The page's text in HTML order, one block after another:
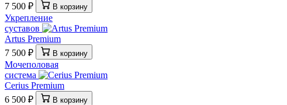
7 500 ₽
В корзину
Укрепление
суставов
Artus Premium
7 500 ₽
В корзину
Мочеполовая
система
Cerius Premium
6 500 ₽
В корзину